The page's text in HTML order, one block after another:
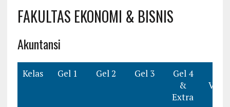
FAKULTAS EKONOMI & BISNIS
Akuntansi
Kelas Gel 1 Gel 2 Gel 3
Gel 4
&
Extra